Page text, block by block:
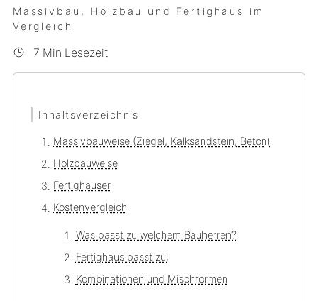
Massivbau, Holzbau und Fertighaus im
Vergleich
7 Min Lesezeit
Inhaltsverzeichnis
Massivbauweise (Ziegel, Kalksandstein, Beton)
Holzbauweise
Fertighäuser
Kostenvergleich
Was passt zu welchem Bauherren?
Fertighaus passt zu:
Kombinationen und Mischformen